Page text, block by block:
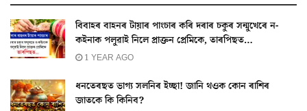
বিবাহৰ বাহনৰ টায়াৰ পাংচাৰ কৰি দৰাৰ চকুৰ সন্মুখেৰে ন-
কইনাক পলুৱাই নিলে প্ৰাক্তন প্ৰেমিকে, তাৰপিছত…
1 YEAR AGO
ধনতেৰছত ভাগ্য সলনিৰ ইচ্ছা! জানি থওক কোন ৰাশিৰ
জাতকে কি কিনিব?